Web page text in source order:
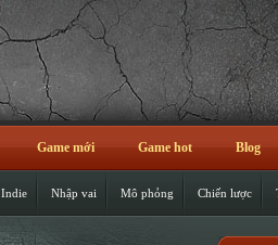
Game mới Game hot Blog
Indie Nhập vai Mô phỏng Chiến lược